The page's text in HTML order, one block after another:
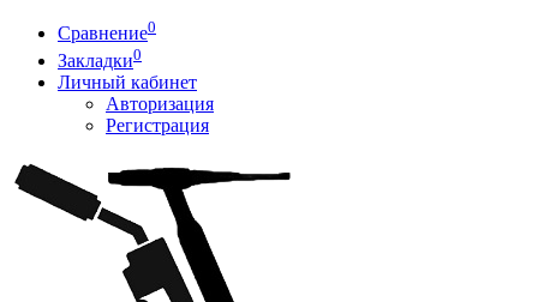
Сравнение0
Закладки0
Личный кабинет
Авторизация
Регистрация